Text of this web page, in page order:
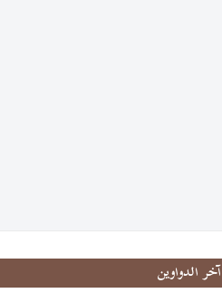
آخر الدواوين